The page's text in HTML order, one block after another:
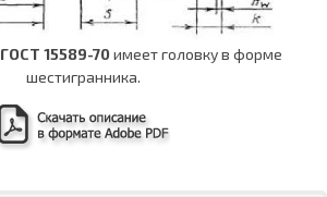
ГОСТ 15589-70имеет головку в форме
шестигранника.